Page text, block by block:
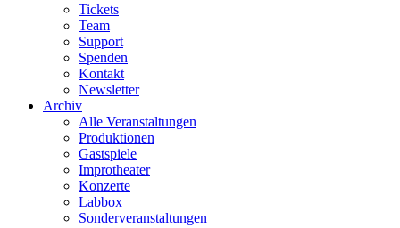
Tickets
Team
Support
Spenden
Kontakt
Newsletter
Archiv
Alle Veranstaltungen
Produktionen
Gastspiele
Improtheater
Konzerte
Labbox
Sonderveranstaltungen